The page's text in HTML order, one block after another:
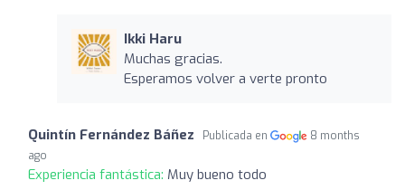
Ikki Haru
Muchas gracias.
Esperamos volver a verte pronto
Quintín Fernández Báñez Publicada en
8 months
ago
Experiencia fantástica: Muy bueno todo